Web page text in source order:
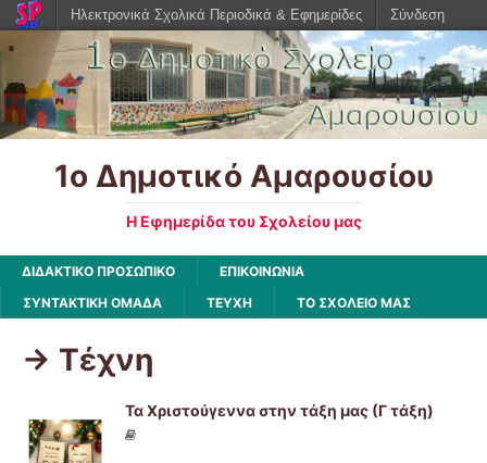
1ο Δημοτικό Αμαρουσίου
Η Εφημερίδα του Σχολείου μας
ΔΙΔΑΚΤΙΚΟ ΠΡΟΣΩΠΙΚΟ
ΕΠΙΚΟΙΝΩΝΙΑ
ΣΥΝΤΑΚΤΙΚΗ ΟΜΑΔΑ
ΤΕΥΧΗ ΤΟ ΣΧΟΛΕΙΟ ΜΑΣ
-> Τέχνη
Τα Χριστούγεννα στην τάξη μας (Γ τάξη)
Ηλεκτρονικά Σχολικά Περιοδικά & Εφημερίδες Σύνδεση